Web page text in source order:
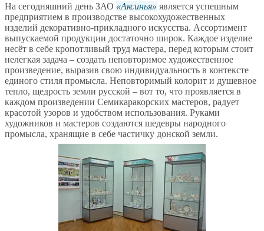
На сегодняшний день ЗАО Аксинья
является успешным
предприятием в производстве высокохудожественных
изделий декоративно-прикладного искусства. Ассортимент
выпускаемой продукции достаточно широк. Каждое изделие
несёт в себе кропотливый труд мастера, перед которым стоит
нелегкая задача – создать неповторимое художественное
произведение, выразив свою индивидуальность в контексте
единого стиля промысла. Неповторимый колорит и душевное
тепло, щедрость земли русской – вот то, что проявляется в
каждом произведении Семикаракорских мастеров, радует
красотой узоров и удобством использования. Руками
художников и мастеров создаются шедевры народного
промысла, хранящие в себе частичку донской земли.